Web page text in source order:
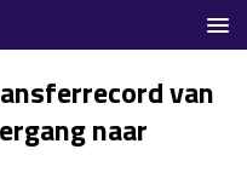
van
naar